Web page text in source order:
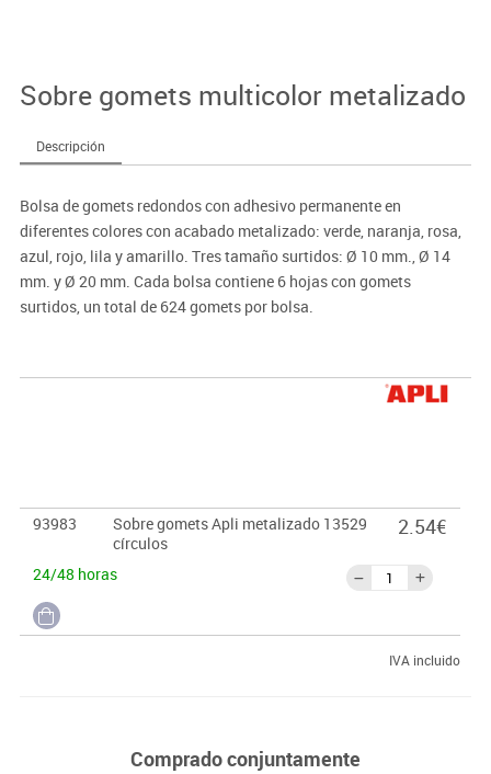
Sobre gomets multicolor metalizado
Descripción
Bolsa de gomets redondos con adhesivo permanente en
diferentes colores con acabado metalizado: verde, naranja, rosa,
azul, rojo, lila y amarillo. Tres tamaño surtidos: Ø 10 mm., Ø 14
mm. y Ø 20 mm. Cada bolsa contiene 6 hojas con gomets
surtidos, un total de 624 gomets por bolsa.
93983
Sobre gomets Apli metalizado 13529
círculos
24/48 horas
2.54€
IVA incluido
Comprado conjuntamente